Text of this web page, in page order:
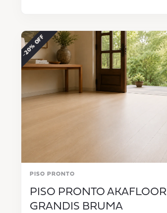
−20% OFF
PISO PRONTO
PISO PRONTO AKAFLOOR
GRANDIS BRUMA